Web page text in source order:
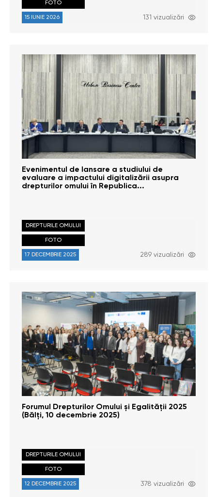
FOTO
15 IUNIE 2026 131 vizualizări
Evenimentul de lansare a studiului de
evaluare a impactului digitalizării asupra
drepturilor omului în Republica...
DREPTURILE OMULUI
FOTO
17 DECEMBRIE 2025 289 vizualizări
Forumul Drepturilor Omului și Egalității 2025
(Bălți, 10 decembrie 2025)
DREPTURILE OMULUI
FOTO
12 DECEMBRIE 2025 378 vizualizări